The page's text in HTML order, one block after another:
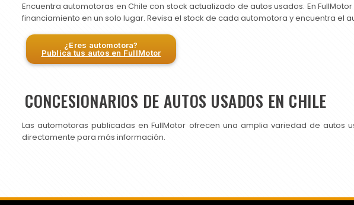
Encuentra automotoras en Chile con stock actualizado de autos usados. En
financiamiento en un solo lugar. Revisa el stock de cada automotora y encuentra el
¿Eres automotora?
Publica tus autos en FullMotor
CONCESIONARIOS DE AUTOS USADOS EN CHILE
Las automotoras publicadas en FullMotor ofrecen una amplia variedad de autos
directamente para más información.